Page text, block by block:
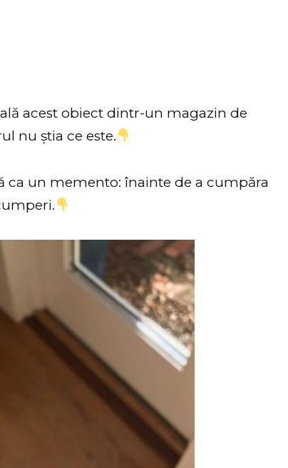
acest obiect dintr-un magazin de
nu știa ce este.
ca un memento: înainte de a cumpăra